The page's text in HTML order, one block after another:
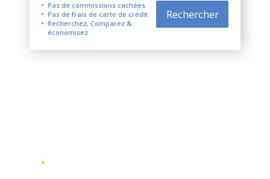
Pas de commissions cachées
Pas de frais de carte de crédit
Recherchez, Comparez &
économisez
Rechercher